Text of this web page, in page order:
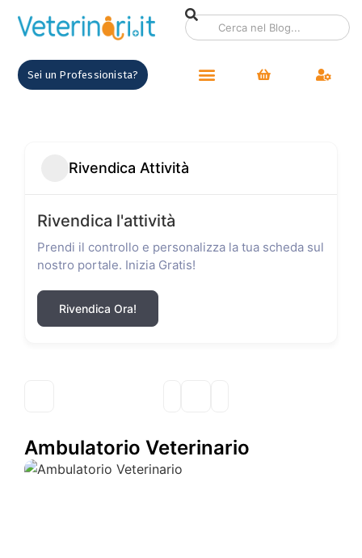
Sei un Professionista?
Rivendica Attività
Rivendica l'attività
Prendi il controllo e personalizza la tua scheda sul
nostro portale. Inizia Gratis!
Rivendica Ora!
Ambulatorio Veterinario